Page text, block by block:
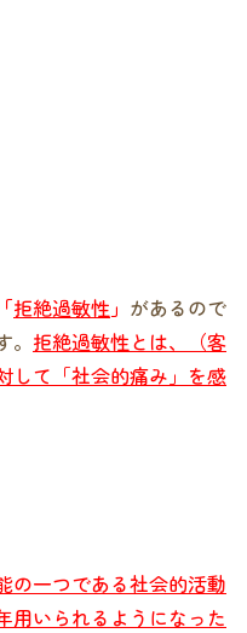
「拒絶過敏性 」 があるので
拒絶過敏性とは、（客
して「社会的痛み」を感
の一つである社会的活動
用いられるようになった